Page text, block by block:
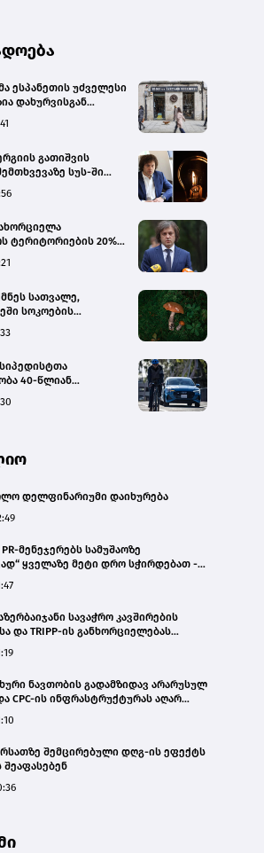
ესპანეთის უძველესი
დახურვისგან
გათიშვის
სუს-ში
კონკრეტული
- კობახიძე
ტერიტორიების 20%-
დანაშაულს, ეს იყო
სახელმწიფოს
სათვალე,
სოკოების
40-წლიან
დელფინარიუმი დაიხურება
მენეჯერებს სამუშაოზე
ყველაზე მეტი დრო სჭირდებათ -
სავაჭრო კავშირების
და TRIPP-ის განხორციელებას
ნავთობის გადამზიდავ არარუსულ
CPC-ის ინფრასტრუქტურას აღარ
შემცირებული დღგ-ის ეფექტს